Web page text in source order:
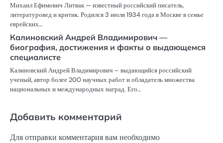
Михаил Ефимович Литвак — известный российский писатель,
литературовед и критик. Родился 3 июля 1934 года в Москве в семье
еврейских…
Калиновский Андрей Владимирович —
биография, достижения и факты о выдающемся
специалисте
Калиновский Андрей Владимирович – выдающийся российский
ученый, автор более 200 научных работ и обладатель множества
национальных и международных наград. Его…
Добавить комментарий
Для отправки комментария вам необходимо